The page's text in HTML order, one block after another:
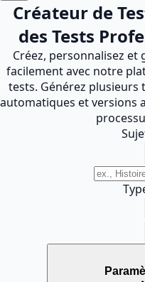
Créateur de
des Tests
Créez, personnalisez
facilement avec notre
tests. Générez
automatiques et versions